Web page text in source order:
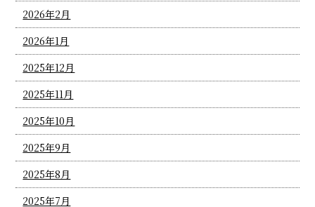
2026年2月
2026年1月
2025年12月
2025年11月
2025年10月
2025年9月
2025年8月
2025年7月